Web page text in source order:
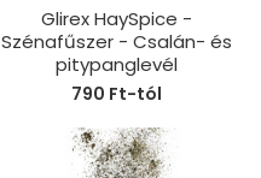
Glirex HaySpice -
Szénafűszer - Csalán- és
pitypanglevél
790 Ft-tól